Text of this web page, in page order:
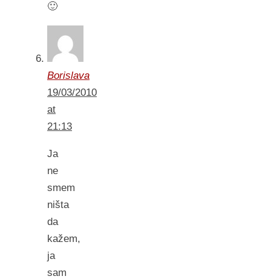
🙂
Borislava
19/03/2010
at
21:13
Ja
ne
smem
ništa
da
kažem,
ja
sam